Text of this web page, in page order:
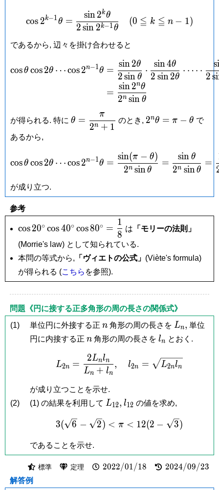
\cos 2^{k-1}\theta =
cos 2k−1θ =
2 sin 2k−1θ
sin2kθ
(0 ≦ k ≦ n − 1)
であるから, 辺々を掛け合わせると
\begin{aligned}
cosθ cos2θ ⋯cos2n−1θ =
2sin θ
sin2θ
⋅
2 sin 2θ
sin4θ
⋅ ⋯ ⋅
2si
si
=
2n sin θ
sin2nθ
が得られる. 特に \theta =
\dfrac{\pi}
θ =
2n + 1
π
のとき, 2^n\theta
2nθ = π − θ で
あるから,
\cos\theta\cos
cosθ cos2θ ⋯cos2n−1θ =
2n sinθ
sin(π − θ)
=
2n sinθ
sin θ
=
が成り立つ.
参考
\cos
20^\circ\cos
40^\circ\cos
80^\circ =
\dfrac{1}
{8}
cos20∘ cos40∘ cos80∘ =
8
1
は 「モリーの法則」
(Morrie's law) として知られている.
本問の等式から, 「ヴィエトの公式」 (Viète's formula)
が得られる (こちら を参照).
問題《円に接する正多角形の周の長さの関係式》
(1)
単位円に外接する正 n
n 角形の周の長さを L_n,
Ln, 単位
円に内接する正 n
n 角形の周の長さを l_n
ln とおく.
L_{2n} =
L2n =
Ln + ln
2Lnln , l2n = L2nln
が成り立つことを示せ.
(2)
(1) の結果を利用して L_{12},
L12, l_{12}
l12 の値を求め,
3(\sqrt 6-\sqrt 2) < \pi
3( 6 − 2) < π < 12(2 − 3)
であることを示せ.
標準 定理 2022/01/18
2022/01/18 2024/09/23
2024/09/23
解答例